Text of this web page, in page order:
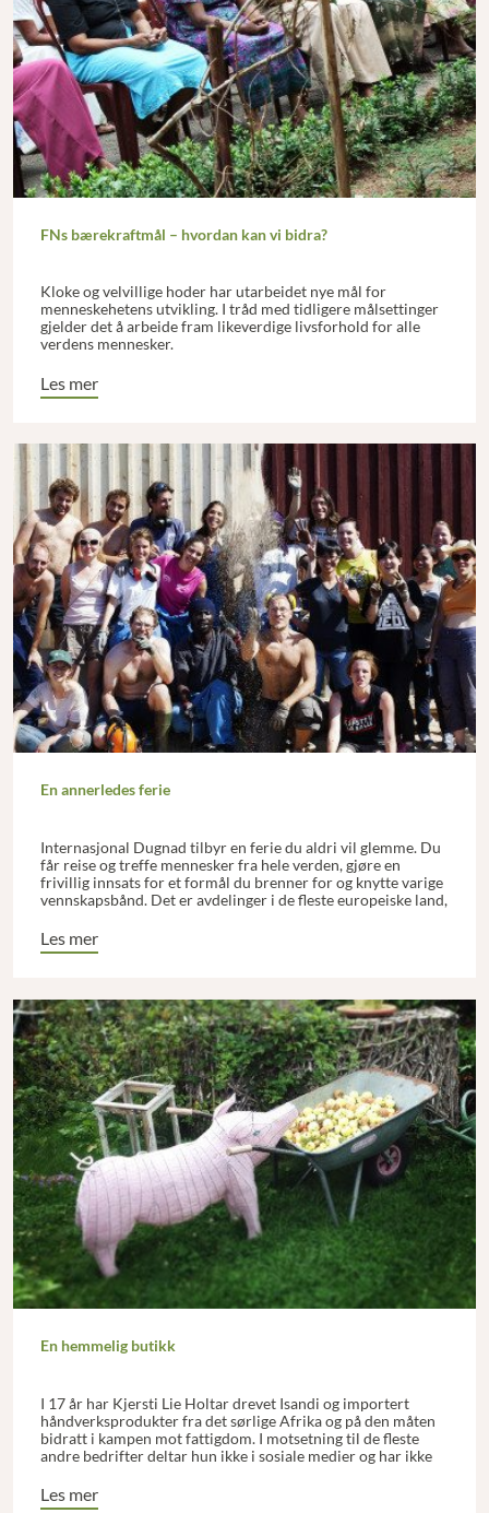
FNs bærekraftmål – hvordan kan vi bidra?
Kloke og velvillige hoder har utarbeidet nye mål for
menneskehetens utvikling. I tråd med tidligere målsettinger
gjelder det å arbeide fram likeverdige livsforhold for alle
verdens mennesker.
Les mer
En annerledes ferie
Internasjonal Dugnad tilbyr en ferie du aldri vil glemme. Du
får reise og treffe mennesker fra hele verden, gjøre en
frivillig innsats for et formål du brenner for og knytte varige
vennskapsbånd. Det er avdelinger i de fleste europeiske land,
Les mer
En hemmelig butikk
I 17 år har Kjersti Lie Holtar drevet Isandi og importert
håndverksprodukter fra det sørlige Afrika og på den måten
bidratt i kampen mot fattigdom. I motsetning til de fleste
andre bedrifter deltar hun ikke i sosiale medier og har ikke
Les mer